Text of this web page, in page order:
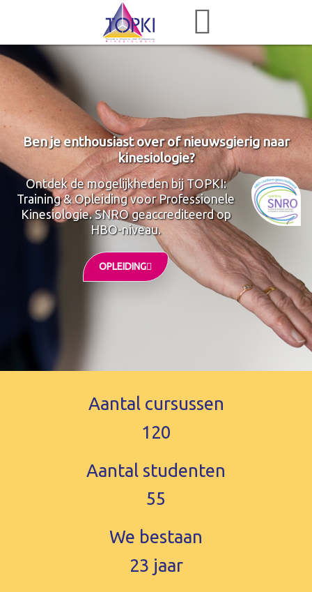
Ben je enthousiast over of nieuwsgierig naar
kinesiologie?
Ontdek de mogelijkheden bij TOPKI:
Training & Opleiding voor Professionele
Kinesiologie. SNRO geaccrediteerd op
HBO-niveau.
OPLEIDING
Aantal cursussen
120
Aantal studenten
55
We bestaan
23 jaar